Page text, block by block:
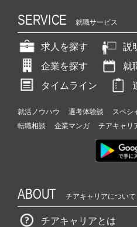
SERVICE 就職サービス
求人を探す
説
企業を探す
就
タイムライン
就活ノウハウ 選考体験談 スペシ
転職相談
企業マンガ チアキャリ
ABOUT チアキャリアについて
チアキャリアとは